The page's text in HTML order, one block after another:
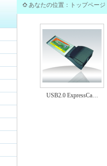
あなたの位置： トップページ
USB2.0 ExpressCa…